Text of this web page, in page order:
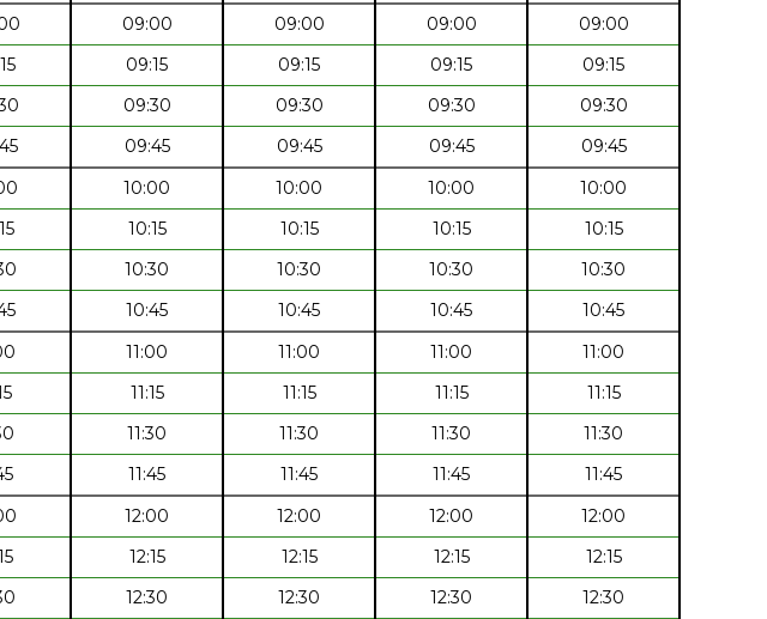
09:00 09:00 09:00
09:00
09:15 09:15 09:15
09:15
09:30 09:30 09:30
09:30
09:45 09:45 09:45
09:45
10:00 10:00 10:00
10:00
10:15 10:15 10:15
10:15
10:30 10:30 10:30
10:30
10:45 10:45 10:45
10:45
11:00 11:00 11:00
11:00
11:15 11:15 11:15
11:15
11:30 11:30 11:30
11:30
11:45 11:45 11:45
11:45
12:00 12:00 12:00
12:00
12:15 12:15 12:15
12:15
12:30 12:30 12:30
12:30